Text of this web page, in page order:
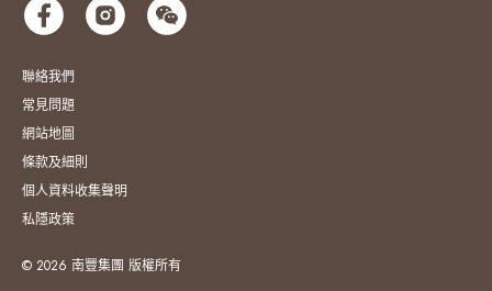
聯絡我們
常見問題
網站地圖
條款及細則
個人資料收集聲明
私隱政策
© 2026 南豐集團 版權所有